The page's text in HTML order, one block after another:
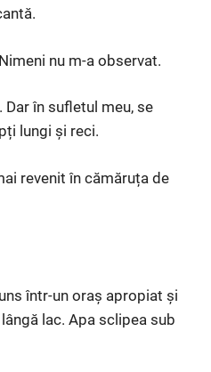
nu m-a observat.
în sufletul meu, se
lungi și reci.
revenit în cămăruța de
într-un oraș apropiat și
lac. Apa sclipea sub